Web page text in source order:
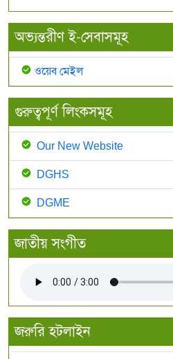
অভ্যন্তরীণ ই-সেবাসমূহ
ওয়েব মেইল
গুরুত্বপূর্ণ লিংকসমূহ
Our New Website
DGHS
DGME
জাতীয় সংগীত
জরুরি হটলাইন